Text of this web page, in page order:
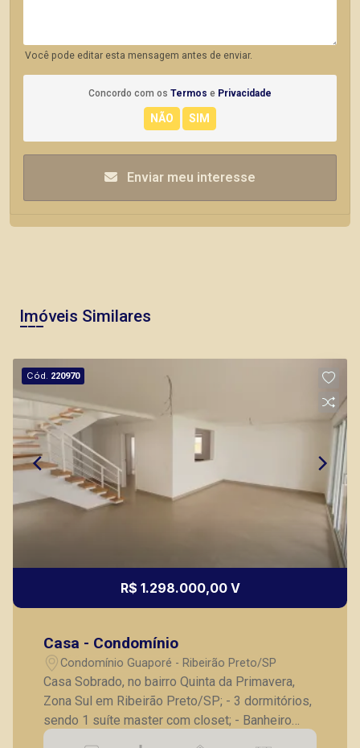
Você pode editar esta mensagem antes de enviar.
Concordo com os Termos e Privacidade
Enviar meu interesse
Imóveis Similares
Cód. 220970
R$ 1.298.000,00 V
Casa - Condomínio
Condomínio Guaporé - Ribeirão Preto/SP
Casa Sobrado, no bairro Quinta da Primavera,
Zona Sul em Ribeirão Preto/SP; - 3 dormitórios,
sendo 1 suíte master com closet; - Banheiro
social - Lavabo - Sala para 2 ambientes; -